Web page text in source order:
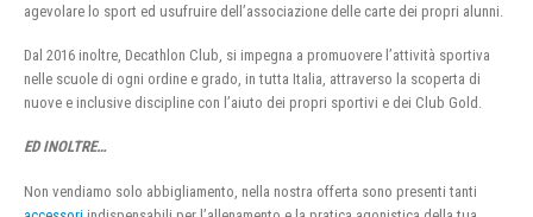
agevolare lo sport ed usufruire dell’associazione delle carte dei propri alunni.
Dal 2016 inoltre, Decathlon Club, si impegna a promuovere l’attività sportiva
nelle scuole di ogni ordine e grado, in tutta Italia, attraverso la scoperta di
nuove e inclusive discipline con l’aiuto dei propri sportivi e dei Club Gold.
ED INOLTRE…
Non vendiamo solo abbigliamento, nella nostra offerta sono presenti tanti